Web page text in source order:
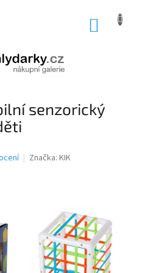
senzorický
Značka: KIK